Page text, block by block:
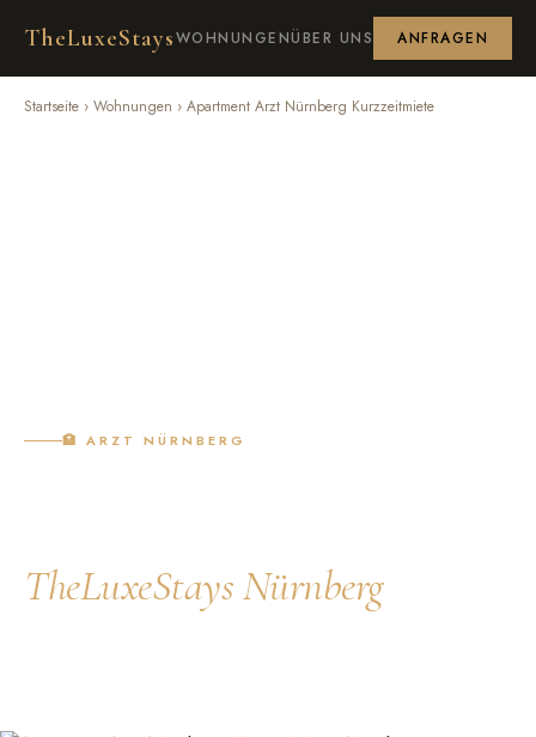
TheLuxeStaysWOHNUNGENÜBER UNS ANFRAGEN
Startseite › Wohnungen › Apartment Arzt Nürnberg Kurzzeitmiete
🏥 ARZT NÜRNBERG
TheLuxeStays Nürnberg